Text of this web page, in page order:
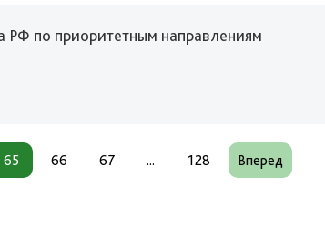
РФ по приоритетным направлениям
65 66 67 ... 128 Вперед